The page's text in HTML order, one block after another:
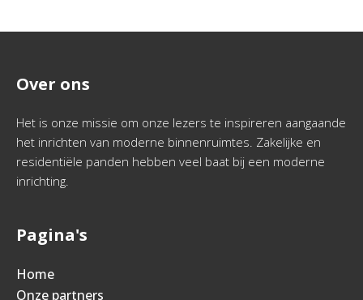
Over ons
Het is onze missie om onze lezers te inspireren aangaande
het inrichten van moderne binnenruimtes. Zakelijke en
residentiële panden hebben veel baat bij een moderne
inrichting.
Pagina's
Home
Onze partners